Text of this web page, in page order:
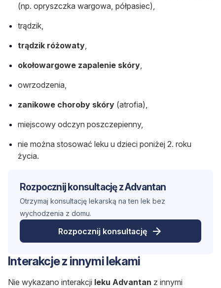
(np. opryszczka wargowa, półpasiec),
trądzik,
trądzik różowaty,
okołowargowe zapalenie skóry,
owrzodzenia,
zanikowe choroby skóry (atrofia),
miejscowy odczyn poszczepienny,
nie można stosować leku u dzieci poniżej 2. roku
życia.
Rozpocznij konsultację z Advantan
Otrzymaj konsultację lekarską na ten lek bez
wychodzenia z domu.
Rozpocznij konsultację
Interakcje z innymi lekami
Nie wykazano interakcji leku Advantan z innymi